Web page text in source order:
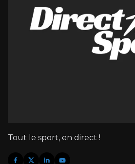
Tout le sport, en direct !